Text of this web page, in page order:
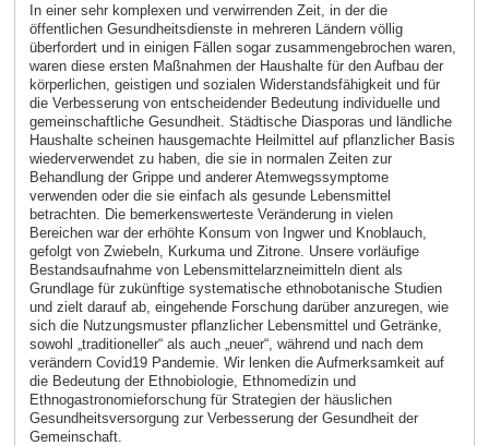
In einer sehr komplexen und verwirrenden Zeit, in der die
öffentlichen Gesundheitsdienste in mehreren Ländern völlig
überfordert und in einigen Fällen sogar zusammengebrochen waren,
waren diese ersten Maßnahmen der Haushalte für den Aufbau der
körperlichen, geistigen und sozialen Widerstandsfähigkeit und für
die Verbesserung von entscheidender Bedeutung individuelle und
gemeinschaftliche Gesundheit. Städtische Diasporas und ländliche
Haushalte scheinen hausgemachte Heilmittel auf pflanzlicher Basis
wiederverwendet zu haben, die sie in normalen Zeiten zur
Behandlung der Grippe und anderer Atemwegssymptome
verwenden oder die sie einfach als gesunde Lebensmittel
betrachten. Die bemerkenswerteste Veränderung in vielen
Bereichen war der erhöhte Konsum von Ingwer und Knoblauch,
gefolgt von Zwiebeln, Kurkuma und Zitrone. Unsere vorläufige
Bestandsaufnahme von Lebensmittelarzneimitteln dient als
Grundlage für zukünftige systematische ethnobotanische Studien
und zielt darauf ab, eingehende Forschung darüber anzuregen, wie
sich die Nutzungsmuster pflanzlicher Lebensmittel und Getränke,
sowohl „traditioneller“ als auch „neuer“, während und nach dem
verändern Covid19 Pandemie. Wir lenken die Aufmerksamkeit auf
die Bedeutung der Ethnobiologie, Ethnomedizin und
Ethnogastronomieforschung für Strategien der häuslichen
Gesundheitsversorgung zur Verbesserung der Gesundheit der
Gemeinschaft.